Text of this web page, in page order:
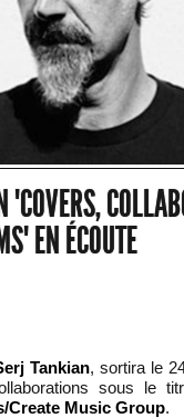
EN ÉCOUTE
Tankian, sortira le
sous le
Create Music Group.